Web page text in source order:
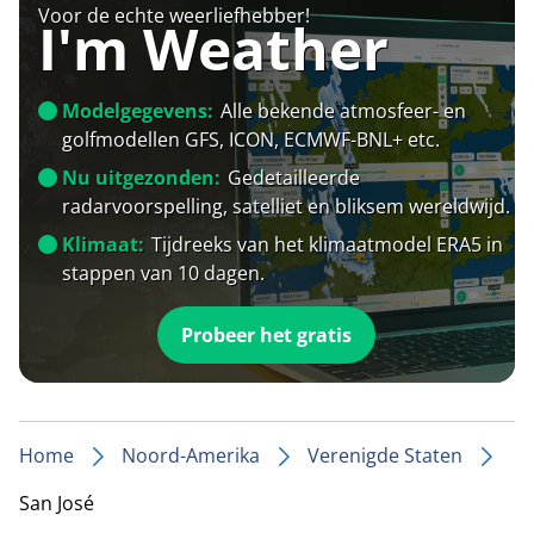
Voor de echte weerliefhebber!
I'm Weather
Modelgegevens: Alle bekende atmosfeer- en
golfmodellen GFS, ICON, ECMWF-BNL+ etc.
Nu uitgezonden: Gedetailleerde
radarvoorspelling, satelliet en bliksem wereldwijd.
Klimaat: Tijdreeks van het klimaatmodel ERA5 in
stappen van 10 dagen.
Probeer het gratis
Home Noord-Amerika
Verenigde Staten
San José